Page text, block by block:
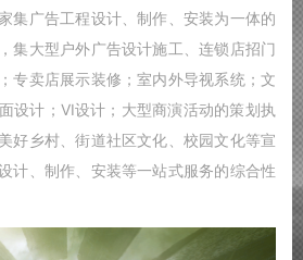
集广告工程设计、制作、安装为一体的
集大型户外广告设计施工、连锁店招门
专卖店展示装修；室内外导视系统；文
设计；VI设计；大型商演活动的策划执
好乡村、街道社区文化、校园文化等宣
计、制作、安装等一站式服务的综合性